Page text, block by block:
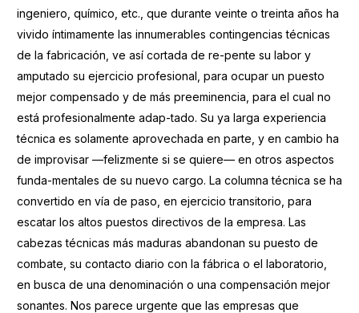
ingeniero, químico, etc., que durante veinte o treinta años ha
vivido íntimamente las innumerables contingencias técnicas
de la fabricación, ve así cortada de re-pente su labor y
amputado su ejercicio profesional, para ocupar un puesto
mejor compensado y de más preeminencia, para el cual no
está profesionalmente adap-tado. Su ya larga experiencia
técnica es solamente aprovechada en parte, y en cambio ha
de improvisar —felizmente si se quiere— en otros aspectos
funda-mentales de su nuevo cargo. La columna técnica se ha
convertido en vía de paso, en ejercicio transitorio, para
escatar los altos puestos directivos de la empresa. Las
cabezas técnicas más maduras abandonan su puesto de
combate, su contacto diario con la fábrica o el laboratorio,
en busca de una denominación o una compensación mejor
sonantes. Nos parece urgente que las empresas que